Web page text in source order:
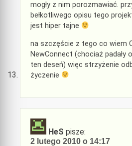
mogły z nim porozmawiać.
bełkotliwego opisu tego
jest hiper tajne
na szczęście z tego co wiem
NewConnect (chociaż
ten deseń) więc strzyżenie
życzenie
HeS pisze:
2 lutego 2010 o 14:17